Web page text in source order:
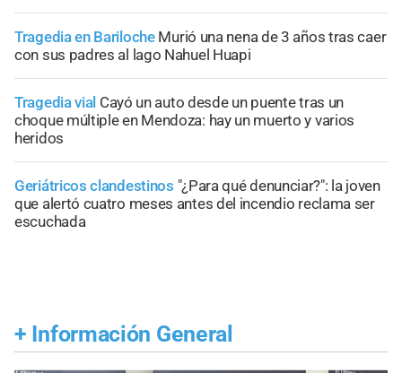
Tragedia en Bariloche Murió una nena de 3 años tras caer
con sus padres al lago Nahuel Huapi
Tragedia vial Cayó un auto desde un puente tras un
choque múltiple en Mendoza: hay un muerto y varios
heridos
Geriátricos clandestinos "¿Para qué denunciar?": la joven
que alertó cuatro meses antes del incendio reclama ser
escuchada
+ Información General